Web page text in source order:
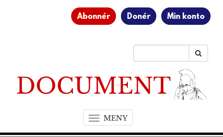
Abonnér Donér Min konto
MENYT
o